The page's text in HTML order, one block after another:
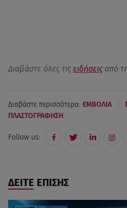
Διαβάστε όλες τις ειδήσεις από
Διαβάστε περισσότερα: ΕΜΒΟΛΙΑ
ΠΛΑΣΤΟΓΡΑΦΗΣΗ
Follow us:
ΔΕΙΤΕ ΕΠΙΣΗΣ